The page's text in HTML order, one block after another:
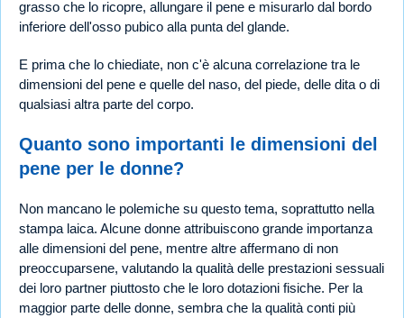
grasso che lo ricopre, allungare il pene e misurarlo dal bordo
inferiore dell'osso pubico alla punta del glande.
E prima che lo chiediate, non c'è alcuna correlazione tra le
dimensioni del pene e quelle del naso, del piede, delle dita o di
qualsiasi altra parte del corpo.
Quanto sono importanti le dimensioni del
pene per le donne?
Non mancano le polemiche su questo tema, soprattutto nella
stampa laica. Alcune donne attribuiscono grande importanza
alle dimensioni del pene, mentre altre affermano di non
preoccuparsene, valutando la qualità delle prestazioni sessuali
dei loro partner piuttosto che le loro dotazioni fisiche. Per la
maggior parte delle donne, sembra che la qualità conti più